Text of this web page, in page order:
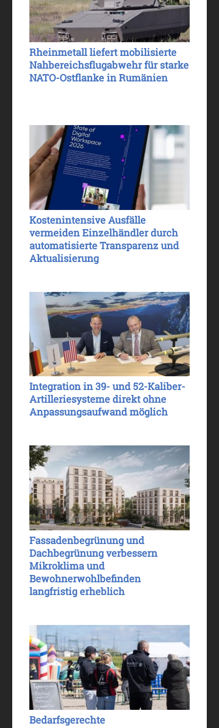
Rheinmetall liefert mobilisierte
Nahbereichsflugabwehr für starke
NATO-Ostflanke in Rumänien
Kostenintensive Ausfälle
vermeiden Einzelhändler durch
automatisierte Transparenz und
Aktualisierung
Integration in 39- und 52-Kaliber-
Artilleriesysteme direkt ohne
Anpassungsaufwand möglich
Fassadenbegrünung und
Dachbegrünung verbessern
Mikroklima und
Bewohnerwohlbefinden
langfristig erheblich
Bedarfsgerechte